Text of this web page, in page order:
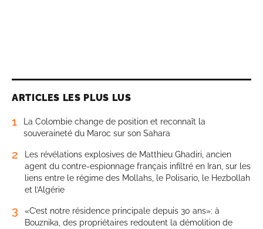
ARTICLES LES PLUS LUS
1
La Colombie change de position et reconnaît la
souveraineté du Maroc sur son Sahara
2
Les révélations explosives de Matthieu Ghadiri, ancien
agent du contre-espionnage français infiltré en Iran, sur les
liens entre le régime des Mollahs, le Polisario, le Hezbollah
et l’Algérie
3
«C’est notre résidence principale depuis 30 ans»: à
Bouznika, des propriétaires redoutent la démolition de